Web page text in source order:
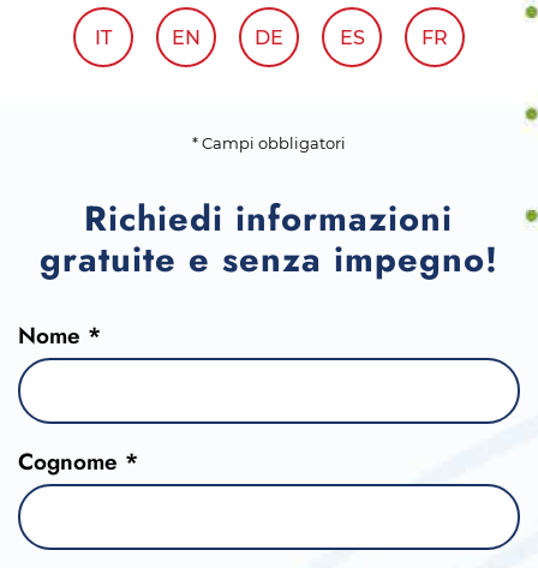
IT EN DE ES FR
* Campi obbligatori
Richiedi informazioni
gratuite e senza impegno!
Nome *
Cognome *